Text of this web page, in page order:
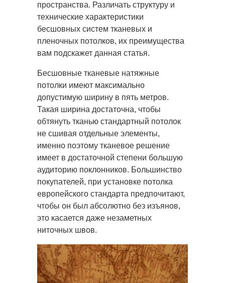
пространства. Различать структуру и
технические характеристики
бесшовных систем тканевых и
пленочных потолков, их преимущества
вам подскажет данная статья.
Бесшовные тканевые натяжные
потолки имеют максимально
допустимую ширину в пять метров.
Такая ширина достаточна, чтобы
обтянуть тканью стандартный потолок
не сшивая отдельные элементы,
именно поэтому тканевое решение
имеет в достаточной степени большую
аудиторию поклонников. Большинство
покупателей, при установке потолка
европейского стандарта предпочитают,
чтобы он был абсолютно без изъянов,
это касается даже незаметных
ниточных швов.